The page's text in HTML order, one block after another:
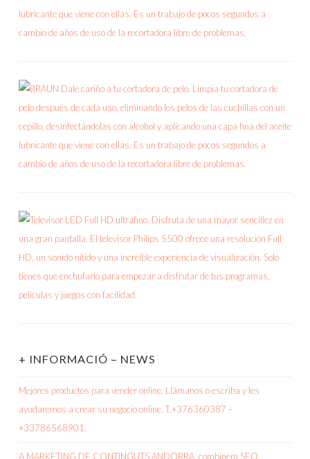
+ INFORMACIÓ – NEWS
Mejores productos para vender online. Llámanos o escriba y les
ayudaremos a crear su negocio online. T.+376360387 –
+33786568901.
A MARKETING DE CONTINGUTS ANDORRA, combinem SEO,